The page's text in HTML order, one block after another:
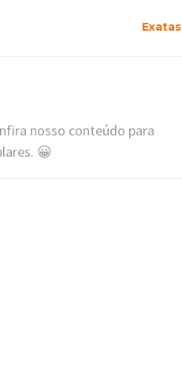
Exatas
nosso conteúdo para
😀